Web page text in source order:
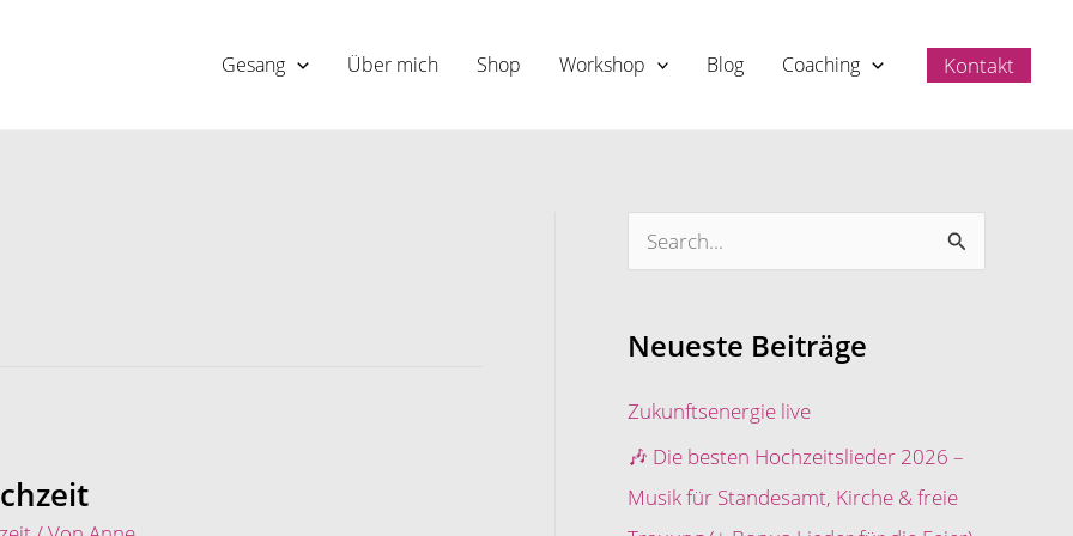
Gesang Über mich Shop Workshop Blog Coaching Kontakt
e
n
n
Neueste Beiträge
Zukunftsenergie live
🎶 Die besten Hochzeitslieder 2026 –
Musik für Standesamt, Kirche & freie